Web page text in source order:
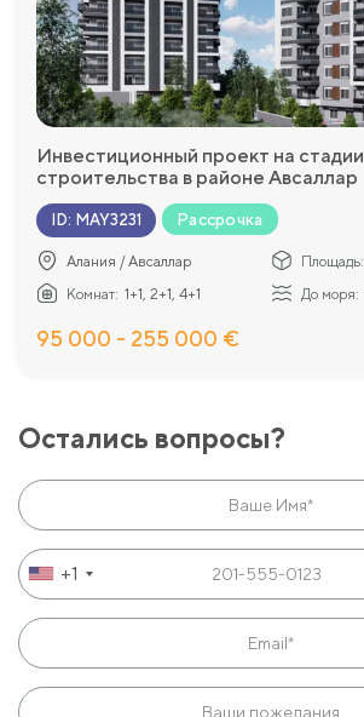
Инвестиционный проект на стадии
строительства в районе Авсаллар
ID: MAY3231 Рассрочка
Алания / Авсаллар Площадь:
Комнат: 1+1, 2+1, 4+1 До моря:
95 000 - 255 000 €
Остались вопросы?
+1